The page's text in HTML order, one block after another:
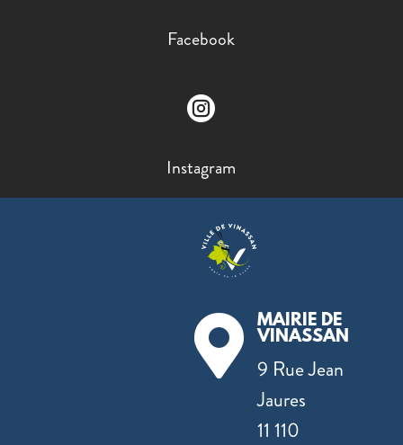
Facebook

Instagram

MAIRIE DE
VINASSAN
9 Rue Jean
Jaures
11 110